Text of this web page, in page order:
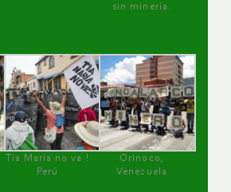
sin minería.
Tía María no va !
Perú
Orinoco,
Venezuela